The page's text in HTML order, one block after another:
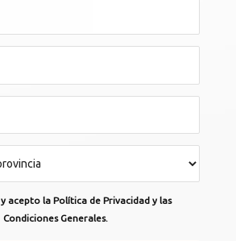
acepto la Política de Privacidad y las
Condiciones Generales.